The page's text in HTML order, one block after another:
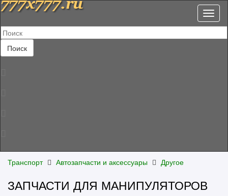
Поиск
Транспорт Автозапчасти и аксессуары Другое
ЗАПЧАСТИ ДЛЯ МАНИПУЛЯТОРОВ